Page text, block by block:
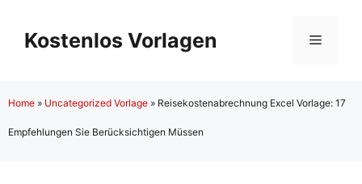
Inhalt
springen
Kostenlos Vorlagen Menü
Home » Uncategorized Vorlage » Reisekostenabrechnung Excel Vorlage: 17
Empfehlungen Sie Berücksichtigen Müssen